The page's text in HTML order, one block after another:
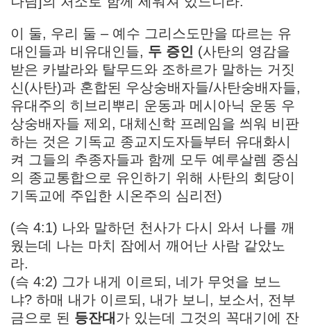
이 둘, 우리 둘 – 예수 그리스도만을 따르는 유
대인들과 비유대인들, 두 증인 (사탄의 영감을
받은 카발라와 탈무드와 조하르가 말하는 거짓
신(사탄)과 혼합된 우상숭배자들/사탄숭배자들,
유대주의 히브리뿌리 운동과 메시아닉 운동 우
상숭배자들 제외, 대체신학 프레임을 씌워 비판
하는 것은 기독교 종교지도자들부터 유대화시
켜 그들의 추종자들과 함께 모두 예루살렘 중심
의 종교통합으로 유인하기 위해 사탄의 회당이
기독교에 주입한 시온주의 심리전)
(슥 4:1) 나와 말하던 천사가 다시 와서 나를 깨
웠는데 나는 마치 잠에서 깨어난 사람 같았노
라.
(슥 4:2) 그가 내게 이르되, 네가 무엇을 보느
냐? 하매 내가 이르되, 내가 보니, 보소서, 전부
금으로 된 등잔대 가 있는데 그것의 꼭대기에 잔